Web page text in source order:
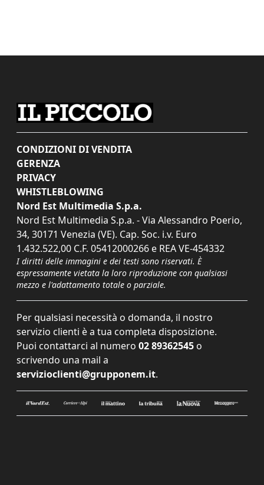
CONDIZIONI DI VENDITA
GERENZA
PRIVACY
WHISTLEBLOWING
Nord Est Multimedia S.p.a.
Nord Est Multimedia S.p.a. - Via Alessandro Poerio,
34, 30171 Venezia (VE). Cap. Soc. i.v. Euro
1.432.522,00 C.F. 05412000266 e REA VE-454332
I diritti delle immagini e dei testi sono riservati. È
espressamente vietata la loro riproduzione con qualsiasi
mezzo e l'adattamento totale o parziale.
Per qualsiasi necessità o domanda, il nostro
servizio clienti è a tua completa disposizione.
Puoi contattarci al numero 02 89362545 o
scrivendo una mail a
servizioclienti@grupponem.it.